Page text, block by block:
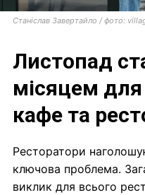
Станіслав Завертайло / фото:
Листопад
місяцем для
кафе та
Ресторатори
ключова проблема.
виклик для всього